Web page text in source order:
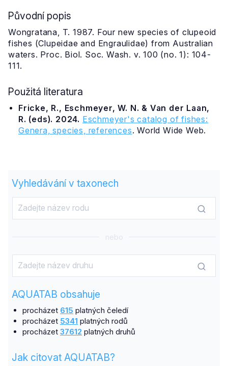
Původní popis
Wongratana, T. 1987. Four new species of clupeoid
fishes (Clupeidae and Engraulidae) from Australian
waters. Proc. Biol. Soc. Wash. v. 100 (no. 1): 104-
111.
Použitá literatura
Fricke, R., Eschmeyer, W. N. & Van der Laan,
R. (eds). 2024. Eschmeyer's catalog of fishes:
Genera, species, references. World Wide Web.
Vyhledávání v taxonech
nebo
AQUATAB obsahuje
procházet 615 platných čeledí
procházet 5341 platných rodů
procházet 37612 platných druhů
Jak citovat AQUATAB?